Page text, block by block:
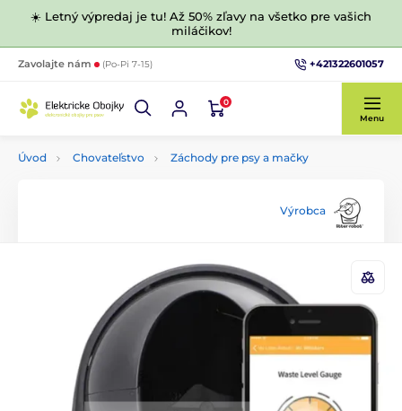
☀️ Letný výpredaj je tu! Až 50% zľavy na všetko pre vašich
miláčikov!
Zavolajte nám (Po-Pi 7-15) +421322601057
0
Menu
Úvod Chovateľstvo Záchody pre psy a mačky
Výrobca